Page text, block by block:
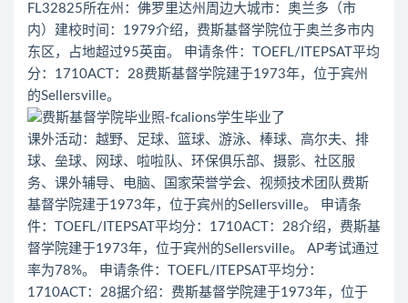
FL32825所在州：佛罗里达州周边大城市：奥兰多（市
内）建校时间：1979介绍，费斯基督学院位于奥兰多市内
东区，占地超过95英亩。 申请条件：TOEFL/ITEPSAT平均
分：1710ACT：28费斯基督学院建于1973年，位于宾州
的Sellersville。
课外活动：越野、足球、篮球、游泳、棒球、高尔夫、排
球、垒球、网球、啦啦队、环保俱乐部、摄影、社区服
务、课外辅导、电脑、国家荣誉学会、视频技术团队费斯
基督学院建于1973年，位于宾州的Sellersville。 申请条
件：TOEFL/ITEPSAT平均分：1710ACT：28介绍，费斯基
督学院建于1973年，位于宾州的Sellersville。 AP考试通过
率为78%。 申请条件：TOEFL/ITEPSAT平均分：
1710ACT：28据介绍：费斯基督学院建于1973年，位于